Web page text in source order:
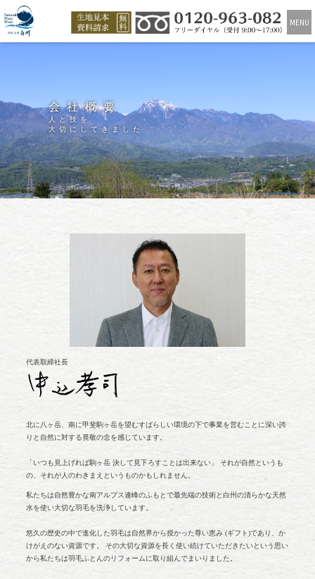
MENU
会社概要
人と技を
大切にしてきました
代表取締社長
北に八ヶ岳、南に甲斐駒ヶ岳を望むすばらしい環境の下で事業を営むことに深い誇
りと自然に対する畏敬の念を感じています。
「いつも見上げれば駒ヶ岳 決して見下ろすことは出来ない」 それが自然というも
の、それが人のわきまえというものかもしれません。
私たちは自然豊かな南アルプス連峰のふもとで最先端の技術と白州の清らかな天然
水を使い大切な羽毛を洗浄しています。
悠久の歴史の中で進化した羽毛は自然界から授かった尊い恵み (ギフト)であり、か
けがえのない資源です。 その大切な資源を長く使い続けていただきたいという思い
から私たちは羽毛ふとんのリフォームに取り組んでまいりました。